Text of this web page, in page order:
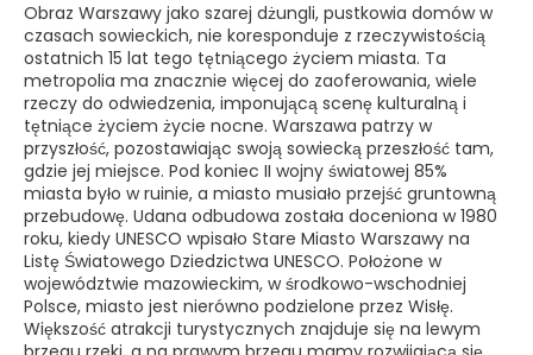
Obraz Warszawy jako szarej dżungli, pustkowia domów w
czasach sowieckich, nie koresponduje z rzeczywistością
ostatnich 15 lat tego tętniącego życiem miasta. Ta
metropolia ma znacznie więcej do zaoferowania, wiele
rzeczy do odwiedzenia, imponującą scenę kulturalną i
tętniące życiem życie nocne. Warszawa patrzy w
przyszłość, pozostawiając swoją sowiecką przeszłość tam,
gdzie jej miejsce. Pod koniec II wojny światowej 85%
miasta było w ruinie, a miasto musiało przejść gruntowną
przebudowę. Udana odbudowa została doceniona w 1980
roku, kiedy UNESCO wpisało Stare Miasto Warszawy na
Listę Światowego Dziedzictwa UNESCO. Położone w
województwie mazowieckim, w środkowo-wschodniej
Polsce, miasto jest nierówno podzielone przez Wisłę.
Większość atrakcji turystycznych znajduje się na lewym